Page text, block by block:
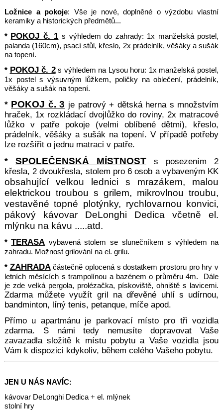
Ložnice a pokoje: Vše je nové, doplněné o výzdobu vlastní
keramiky a historických předmětů...
* POKOJ č. 1 s výhledem do zahrady: 1x manželská postel,
palanda (160cm), psací stůl, křeslo, 2x prádelník, věšáky a sušák
na topení.
* POKOJ č. 2s výhledem na Lysou horu: 1x manželská postel,
1x postel s výsuvným lůžkem, poličky na oblečení, prádelník,
věšáky a sušák na topení.
* POKOJ č. 3 je patrový + dětská herna s množstvím
hraček, 1x rozkládací dvojlůžko do roviny, 2x matracové
lůžko v patře pokoje (velmi oblíbené dětmi), křeslo,
prádelník, věšáky a sušák na topení. V případě potřeby
lze rozšířit o jednu matraci v patře.
* SPOLEČENSKÁ MÍSTNOSTs posezením 2
křesla, 2 dvoukřesla, stolem pro 6 osob a vybaveným KK
obsahující velkou lednici s mrazákem, malou
elektrickou troubou s grilem, mikrovlnou troubu,
vestavěné topné plotýnky, rychlovarnou konvici,
pákový kávovar DeLonghi Dedica včetně el.
mlýnku na kávu .....atd.
*TERASA vybavená stolem se slunečníkem s výhledem na
zahradu. Možnost grilování na el. grilu.
* ZAHRADAčástečně oplocená s dostatkem prostoru pro hry v
letních měsících s trampolínou a bazénem o průměru 4m. Dále
je zde velká pergola, prolézačka, pískoviště, ohniště s lavicemi.
Zdarma můžete využít gril na dřevěné uhlí s udírnou,
bandminton, líný tenis, petanque, míče apod.
Přímo u apartmánu je parkovací místo pro tři vozidla
zdarma. S námi tedy nemusíte dopravovat Vaše
zavazadla složitě k místu pobytu a Vaše vozidla jsou
Vám k dispozici kdykoliv, během celého Vašeho pobytu.
JEN U NÁS NAVÍC:
kávovar DeLonghi Dedica + el. mlýnek
stolní hry